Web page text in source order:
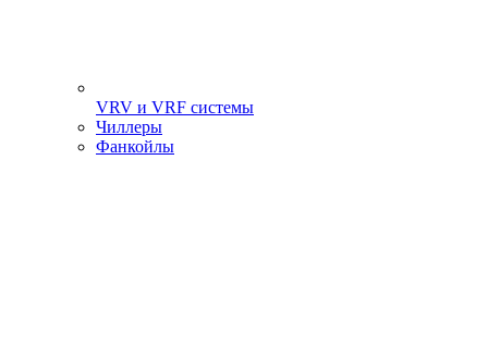
VRV и VRF системы
Чиллеры
Фанкойлы